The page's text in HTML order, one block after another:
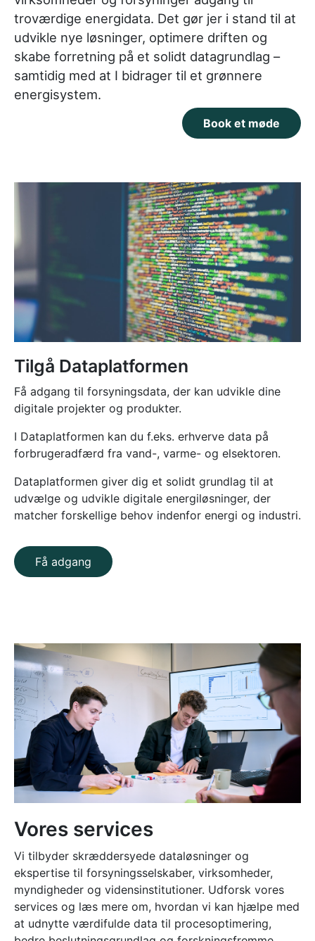
troværdige energidata. Det gør jer i stand til at
udvikle nye løsninger, optimere driften og
skabe forretning på et solidt datagrundlag –
samtidig med at I bidrager til et grønnere
energisystem.
Book et møde
Tilgå Dataplatformen
Få adgang til forsyningsdata, der kan udvikle dine
digitale projekter og produkter.
I Dataplatformen kan du f.eks. erhverve data på
forbrugeradfærd fra vand-, varme- og elsektoren.
Dataplatformen giver dig et solidt grundlag til at
udvælge og udvikle digitale energiløsninger, der
matcher forskellige behov indenfor energi og industri.
Få adgang
Vores services
Vi tilbyder skræddersyede dataløsninger og
ekspertise til forsyningsselskaber, virksomheder,
myndigheder og vidensinstitutioner. Udforsk vores
services og læs mere om, hvordan vi kan hjælpe med
at udnytte værdifulde data til procesoptimering,